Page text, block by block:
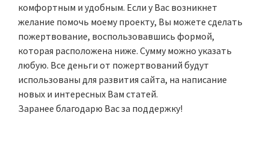
комфортным и удобным. Если у Вас возникнет
желание помочь моему проекту, Вы можете сделать
пожертвование, воспользовавшись формой,
которая расположена ниже. Сумму можно указать
любую. Все деньги от пожертвований будут
использованы для развития сайта, на написание
новых и интересных Вам статей.
Заранее благодарю Вас за поддержку!